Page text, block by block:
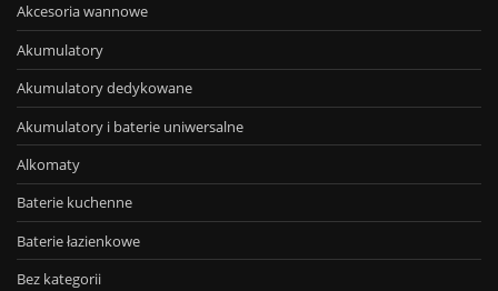
Akcesoria wannowe
Akumulatory
Akumulatory dedykowane
Akumulatory i baterie uniwersalne
Alkomaty
Baterie kuchenne
Baterie łazienkowe
Bez kategorii